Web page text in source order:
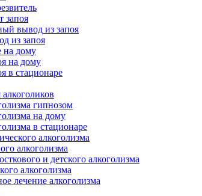
запоя
вывод из запоя
из запоя
на дому
на дому
в стационаре
гипнозом
на дому
в стационаре
алкоголизма
алкоголизма
и детского алкоголизма
алкоголизма
лечение алкоголизма